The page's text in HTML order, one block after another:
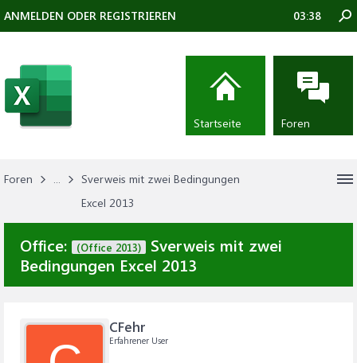
Foren ...
Sverweis mit zwei Bedingungen
Excel 2013
Office: (Office 2013)
Sverweis mit zwei
Bedingungen Excel 2013
CFehr
Erfahrener User
ANMELDEN ODER REGISTRIEREN 03:38
Startseite Foren